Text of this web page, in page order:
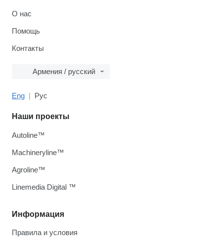
О нас
Помощь
Контакты
Армения / русский
Eng Рус
Информация
Правила и условия
Наши проекты
Autoline™
Machineryline™
Agroline™
Linemedia Digital ™